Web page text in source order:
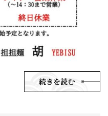
続きを読む